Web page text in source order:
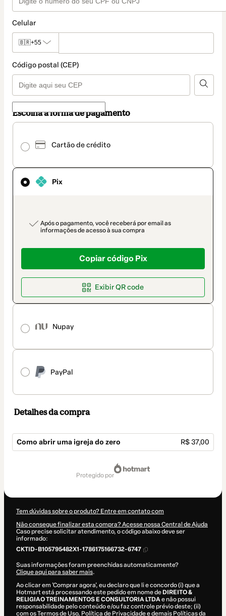
Celular
🇧🇷+55
Código postal (CEP)
Escolha a forma de pagamento
Cartão de crédito
Pix
payment_data.section_title_v2
Após o pagamento, você receberá por email as
informações de acesso à sua compra
Copiar código Pix
Exibir QR code
Nupay
PayPal
Pix
como
de
pagamento
Detalhes da compra
Como abrir uma igreja do zero R$ 37,00
protegido por
Tem dúvidas sobre o produto? Entre em contato com
Não consegue finalizar esta compra? Acesse nossa Central de Ajuda
Caso precise solicitar atendimento, o código abaixo deve ser
informado:
CKTID-B105795482X1-1786175166732-6747
Suas informações foram preenchidas automaticamente?
Clique aqui para saber mais.
Ao clicar em 'Comprar agora', eu declaro que li e concordo (i) que a
Hotmart está processando este pedido em nome de DIREITO &
RELIGIAO TREINAMENTOS E CONSULTORIA LTDAe não possui
responsabilidade pelo conteúdo e/ou faz controle prévio deste; (ii)
com osTermos de Uso, Política de Privacidadeedemais Políticas da